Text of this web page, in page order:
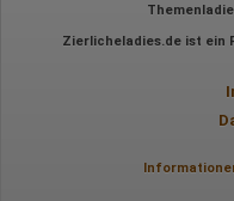
Eindeutige
Sprachinformationen
Gerätebestriebssystem
Eindeutige
Zierlicheladies.de ist ein